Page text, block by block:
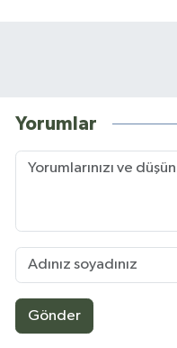
Yorumlar
Gönder